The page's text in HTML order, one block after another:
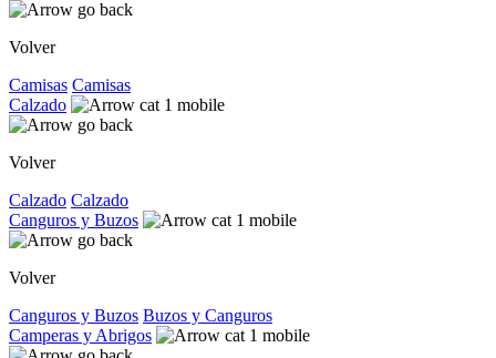
Volver
Camisas Camisas
Calzado
Volver
Calzado Calzado
Canguros y Buzos
Volver
Canguros y Buzos Buzos y Canguros
Camperas y Abrigos